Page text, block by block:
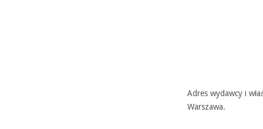
Adres wydawcy i
Warszawa.